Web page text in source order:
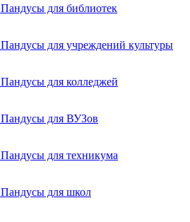
Пандусы для библиотек
Пандусы для учреждений культуры
Пандусы для колледжей
Пандусы для ВУЗов
Пандусы для техникума
Пандусы для школ